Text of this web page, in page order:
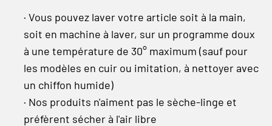
· Vous pouvez laver votre article soit à la main,
soit en machine à laver, sur un programme doux
à une température de 30° maximum (sauf pour
les modèles en cuir ou imitation, à nettoyer avec
un chiffon humide)
· Nos produits n'aiment pas le sèche-linge et
préfèrent sécher à l'air libre